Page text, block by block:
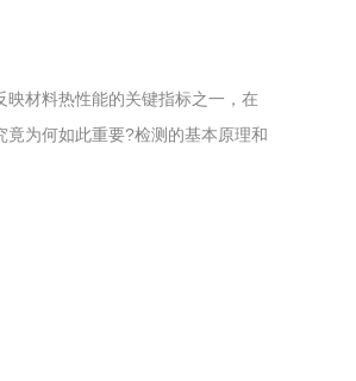
不动产测绘
材料热性能的关键指标之一，在
为何如此重要?检测的基本原理和